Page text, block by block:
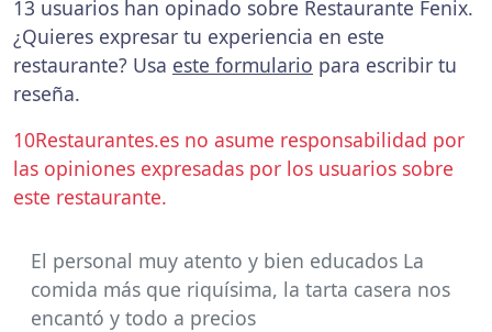
13 usuarios han opinado sobre Restaurante Fenix.
¿Quieres expresar tu experiencia en este
restaurante? Usa este formulario para escribir tu
reseña.
10Restaurantes.es no asume responsabilidad por
las opiniones expresadas por los usuarios sobre
este restaurante.
El personal muy atento y bien educados La
comida más que riquísima, la tarta casera nos
encantó y todo a precios